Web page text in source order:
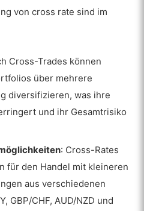
von cross rate sind im
Cross-Trades können
über mehrere
diversifizieren, was ihre
und ihr Gesamtrisiko
: Cross-Rates
für den Handel mit kleineren
aus verschiedenen
GBP/CHF, AUD/NZD und